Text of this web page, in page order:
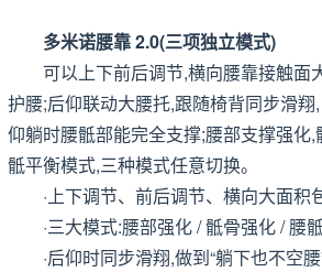
多米诺腰靠 2.0(三项独立模式)
可以上下前后调节,横向腰靠接触面
护腰;后仰联动大腰托,跟随椅背同步滑
仰躺时腰骶部能完全支撑;腰部支撑强化
骶平衡模式,三种模式任意切换。
·上下调节、前后调节、横向大面积
·三大模式:腰部强化 / 骶骨强化 / 腰
·后仰时同步滑翔,做到“躺下也不空腰”